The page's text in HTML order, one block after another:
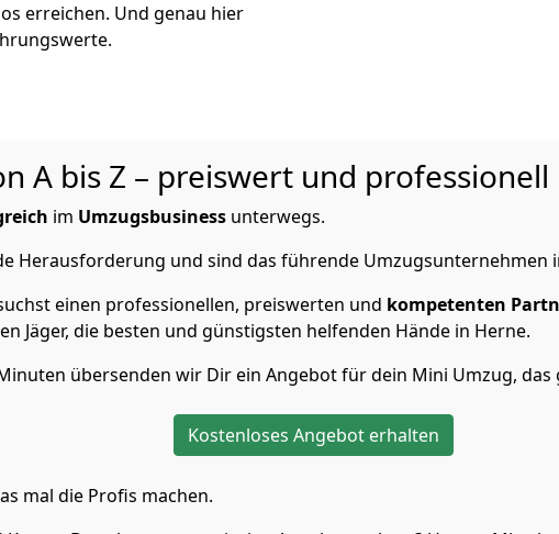
erreichen. Und genau hier
A bis Z – preiswert und professionell
im Umzugsbusiness unterwegs.
Herausforderung und sind das führende Umzugsunternehmen
einen professionellen, preiswerten und kompetenten
Jäger, die besten und günstigsten helfenden Hände in Herne.
übersenden wir Dir ein Angebot für dein Mini Umzug,
Kostenloses Angebot erhalten
mal die Profis machen.